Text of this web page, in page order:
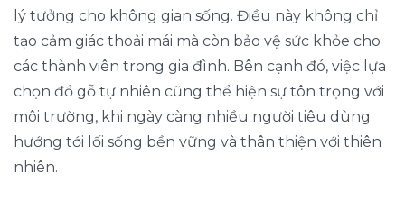
lý tưởng cho không gian sống. Điều này không chỉ
tạo cảm giác thoải mái mà còn bảo vệ sức khỏe cho
các thành viên trong gia đình. Bên cạnh đó, việc lựa
chọn đồ gỗ tự nhiên cũng thể hiện sự tôn trọng với
môi trường, khi ngày càng nhiều người tiêu dùng
hướng tới lối sống bền vững và thân thiện với thiên
nhiên.